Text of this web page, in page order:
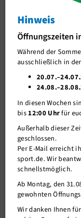
Unser Verein
Deutsche
22.03.2023
J-Team
Stellenangebote
Förderverein me-sport
Mitgliederservice
Verantwortung
Hinweis
Öffnungszeiten
Während der
ausschließlich in der
In diesen Wochen
bis12:00 Uhrfür
Außerhalb dieser
geschlossen.
Per E-Mail erreicht
sport.de. Wir
schnellstmöglich.
Ab Montag, den
gewohnten
Wir danken Ihnen